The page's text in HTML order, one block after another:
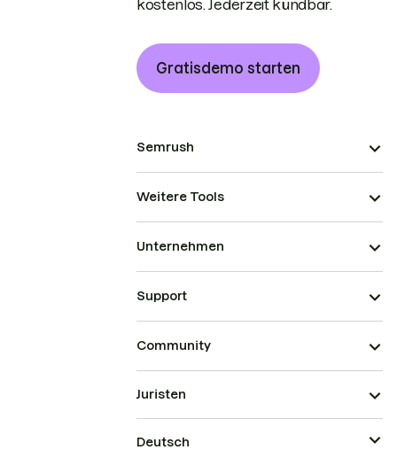
kostenlos. Jederzeit kündbar.
Gratisdemo starten
Semrush
Weitere Tools
Unternehmen
Support
Community
Juristen
Deutsch